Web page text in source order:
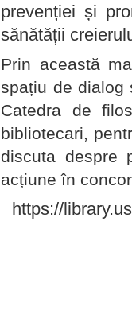
prevenției și
sănătății
Prin această
spațiu de dialog
Catedra de
bibliotecari,
discuta despre
acțiune în
https://